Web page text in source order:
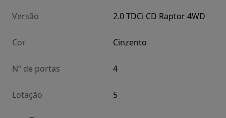
Versão 2.0 TDCi CD Raptor 4WD
Cor Cinzento
Nº de portas 4
Lotação 5